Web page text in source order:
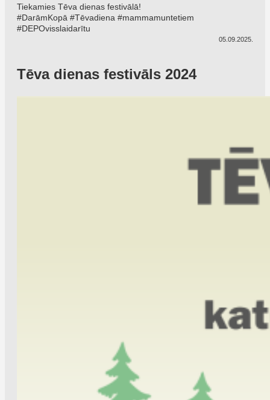
Tiekamies Tēva dienas festivālā!
#DarāmKopā #Tēvadiena #mammamuntetiem
#DEPOvisslaidarītu
05.09.2025.
Tēva dienas festivāls 2024